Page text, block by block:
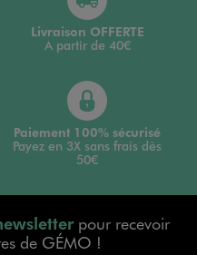
Livraison OFFERTE
A partir de 40€
Paiement 100% sécurisé
Payez en 3X sans frais dès
50€
pour recevoir
de GÉMO !